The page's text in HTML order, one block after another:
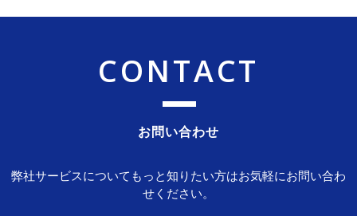
CONTACT
お問い合わせ
弊社サービスについてもっと知りたい方はお気軽にお問い合わ
せください。